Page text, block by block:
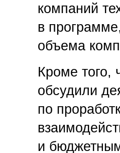
компаний
в
объема
Кроме того,
обсудили
по
и